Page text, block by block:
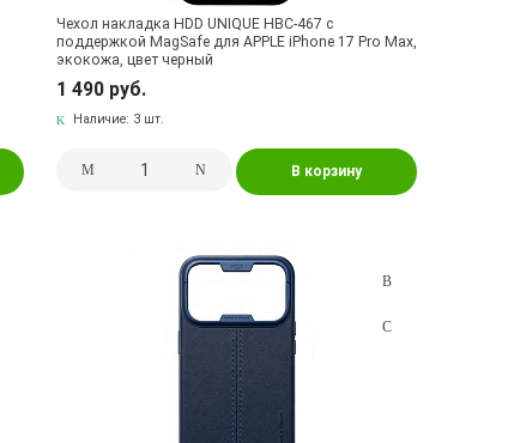
Чехол накладка HDD UNIQUE HBC-467 с
поддержкой MagSafe для APPLE iPhone 17 Pro Max,
экокожа, цвет черный
1 490 руб.
Наличие: 3 шт.
В корзину